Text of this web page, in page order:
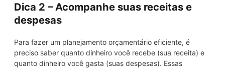
Dica 2 – Acompanhe suas receitas e
despesas
Para fazer um planejamento orçamentário eficiente, é
preciso saber quanto dinheiro você recebe (sua receita) e
quanto dinheiro você gasta (suas despesas). Essas